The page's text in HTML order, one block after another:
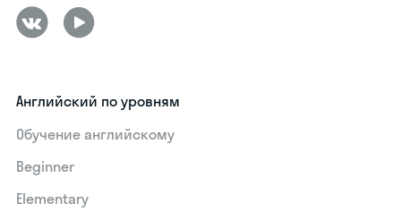
Английский по уровням
Обучение английскому
Beginner
Elementary